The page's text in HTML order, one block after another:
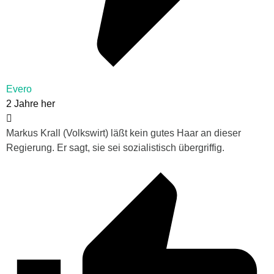
Evero
2 Jahre her
Markus Krall (Volkswirt) läßt kein gutes Haar an dieser
Regierung. Er sagt, sie sei sozialistisch übergriffig.